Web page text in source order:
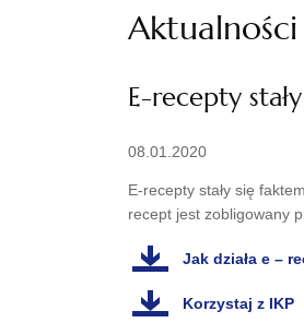
E-recepty
08.01.2020
E-recepty stały się
recept jest zobligowany
Jak działa e –
Korzystaj z IKP